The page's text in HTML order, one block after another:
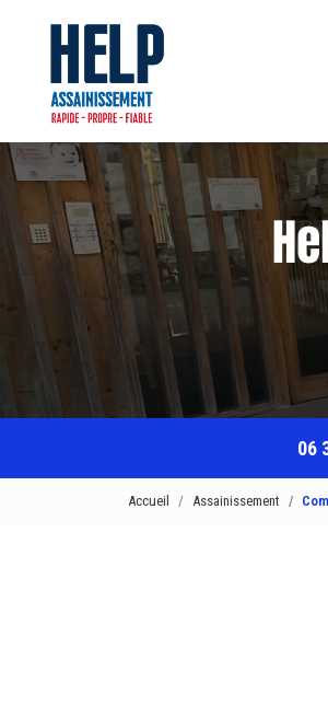
principal
06
Accueil Assainissement